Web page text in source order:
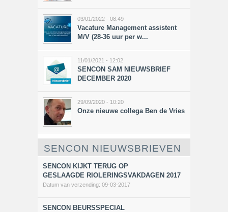
03/01/2022 - 08:49
Vacature Management assistent
M/V (28-36 uur per w...
11/01/2021 - 12:02
SENCON SAM NIEUWSBRIEF
DECEMBER 2020
29/09/2020 - 10:20
Onze nieuwe collega Ben de Vries
SENCON NIEUWSBRIEVEN
SENCON KIJKT TERUG OP
GESLAAGDE RIOLERINGSVAKDAGEN 2017
Datum van verzending: 09-03-2017
SENCON BEURSSPECIAL